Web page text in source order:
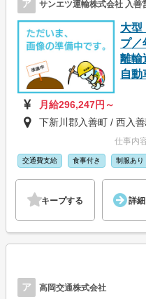
ア サンエツ運輸株式会社 入善
大型
プ／
離輸
自動
月給296,247円～
下新川郡入善町 / 西入
仕事内
交通費支給 食事付き 制服あり
キープする 詳
ア 高岡交通株式会社